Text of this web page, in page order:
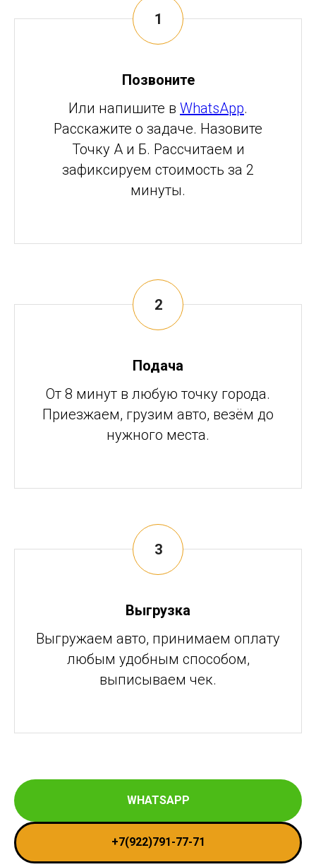
Позвоните
Или напишите в WhatsApp.
Расскажите о задаче. Назовите
Точку А и Б. Рассчитаем и
зафиксируем стоимость за 2
минуты.
Подача
От 8 минут в любую точку города.
Приезжаем, грузим авто, везём до
нужного места.
Выгрузка
Выгружаем авто, принимаем оплату
любым удобным способом,
выписываем чек.
WHATSAPP
+7(922)791-77-71